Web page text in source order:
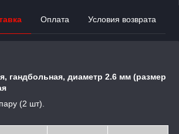
Оплата Условия возврата
гандбольная, диаметр 2.6 мм (размер
(2 шт).